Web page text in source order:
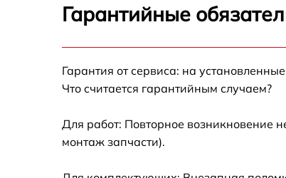
Замена термодатчика Kuppersbusch
6360.0 JX5
EEB 6360.0 JX5
Гарантийные
Гарантия от сервиса: на
Что считается гарантийным случаем?
Для работ: Повторное возникновение
монтаж запчасти).